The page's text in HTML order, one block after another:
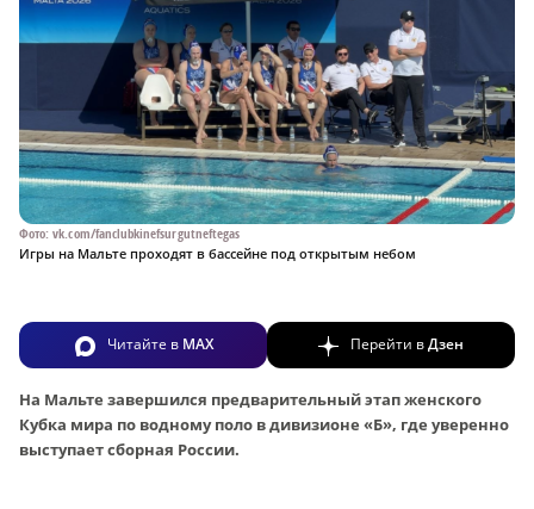
Фото: vk.com/fanclubkinefsurgutneftegas
Игры на Мальте проходят в бассейне под открытым небом
Читайте в MAX Перейти вДзен
На Мальте завершился предварительный этап женского
Кубка мира по водному поло в дивизионе «Б», где уверенно
выступает сборная России.